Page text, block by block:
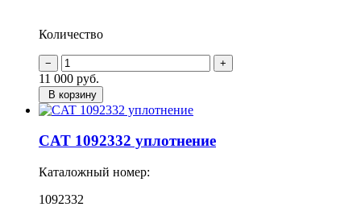
Количество
11 000 руб.
В корзину
CAT 1092332 уплотнение
Каталожный номер:
1092332